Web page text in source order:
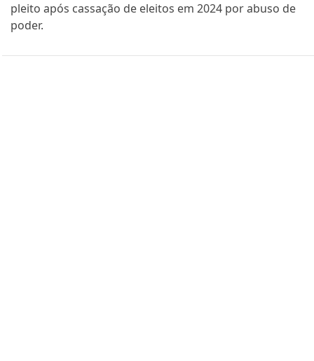
pleito após cassação de eleitos em 2024 por abuso de
poder.